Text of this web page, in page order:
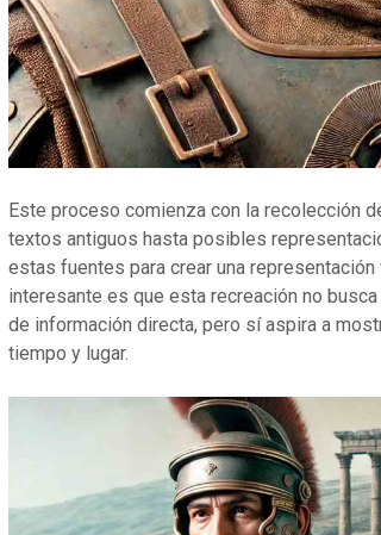
Este proceso comienza con la recolección
textos antiguos hasta posibles
estas fuentes para crear una
interesante es que esta recreación no
de información directa, pero sí aspira a
tiempo y lugar.